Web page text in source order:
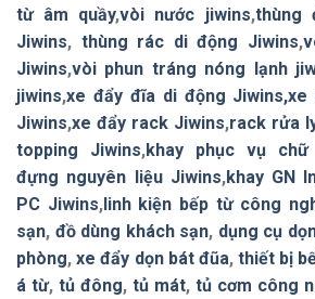
từ âm quầy,vòi nước jiwins,thùng
Jiwins, thùng rác di động Jiwins,
Jiwins,vòi phun tráng nóng lạnh
jiwins,xe đẩy đĩa di động Jiwins,xe
Jiwins,xe đẩy rack Jiwins,rack rửa
topping Jiwins,khay phục vụ
đựng nguyên liệu Jiwins,khay GN
PC Jiwins,linh kiện bếp từ công
sạn, đồ dùng khách sạn, dụng cụ
phòng,xe đẩy dọn bát đũa,thiết bị
á từ, tủ đông, tủ mát, tủ cơm công